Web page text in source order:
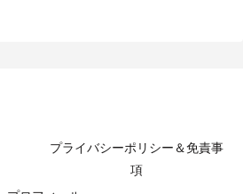
プライバシーポリシー＆免責事
項